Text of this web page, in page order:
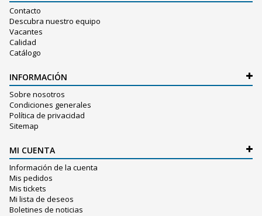
Contacto
Descubra nuestro equipo
Vacantes
Calidad
Catálogo
INFORMACIÓN
Sobre nosotros
Condiciones generales
Política de privacidad
Sitemap
MI CUENTA
Información de la cuenta
Mis pedidos
Mis tickets
Mi lista de deseos
Boletines de noticias